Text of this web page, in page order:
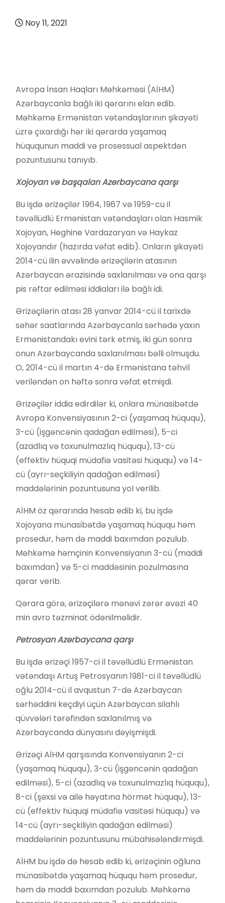
Noy 11, 2021
Avropa İnsan Haqları Məhkəməsi (AİHM)
Azərbaycanla bağlı iki qərarını elan edib.
Məhkəmə Ermənistan vətəndaşlarının şikayəti
üzrə çıxardığı hər iki qərarda yaşamaq
hüququnun maddi və prosessual aspektdən
pozuntusunu tanıyıb.
Xojoyan və başqaları Azərbaycana qarşı
Bu işdə ərizəçilər 1964, 1967 və 1959-cu il
təvəllüdlü Ermənistan vətəndaşları olan Hasmik
Xojoyan, Heghine Vardazaryan və Haykaz
Xojoyandır (hazırda vəfat edib). Onların şikayəti
2014-cü ilin əvvəlində ərizəçilərin atasının
Azərbaycan ərazisində saxlanılması və ona qarşı
pis rəftar edilməsi iddiaları ilə bağlı idi.
Ərizəçilərin atası 28 yanvar 2014-cü il tarixdə
səhər saatlarında Azərbaycanla sərhədə yaxın
Ermənistandakı evini tərk etmiş, iki gün sonra
onun Azərbaycanda saxlanılması bəlli olmuşdu.
O, 2014-cü il martın 4-də Ermənistana təhvil
veriləndən on həftə sonra vəfat etmişdi.
Ərizəçilər iddia edirdilər ki, onlara münasibətdə
Avropa Konvensiyasının 2-ci (yaşamaq hüququ),
3-cü (işgəncənin qadağan edilməsi), 5-ci
(azadlıq və toxunulmazlıq hüququ), 13-cü
(effektiv hüquqi müdafiə vasitəsi hüququ) və 14-
cü (ayrı-seçkiliyin qadağan edilməsi)
maddələrinin pozuntusuna yol verilib.
AİHM öz qərarında hesab edib ki, bu işdə
Xojoyana münasibətdə yaşamaq hüququ həm
prosedur, həm də maddi baxımdan pozulub.
Məhkəmə həmçinin Konvensiyanın 3-cü (maddi
baxımdan) və 5-ci maddəsinin pozulmasına
qərar verib.
Qərara görə, ərizəçilərə mənəvi zərər əvəzi 40
min avro təzminat ödənilməlidir.
Petrosyan Azərbaycana qarşı
Bu işdə ərizəçi 1957-ci il təvəllüdlü Ermənistan
vətəndaşı Artuş Petrosyanın 1981-ci il təvəllüdlü
oğlu 2014-cü il avqustun 7-də Azərbaycan
sərhəddini keçdiyi üçün Azərbaycan silahlı
qüvvələri tərəfindən saxlanılmış və
Azərbaycanda dünyasını dəyişmişdi.
Ərizəçi AİHM qarşısında Konvensiyanın 2-ci
(yaşamaq hüququ), 3-cü (işgəncənin qadağan
edilməsi), 5-ci (azadlıq və toxunulmazlıq hüququ),
8-ci (şəxsi və ailə həyatına hörmət hüququ), 13-
cü (effektiv hüquqi müdafiə vasitəsi hüququ) və
14-cü (ayrı-seçkiliyin qadağan edilməsi)
maddələrinin pozuntusunu mübahisələndirmişdi.
AİHM bu işdə də hesab edib ki, ərizəçinin oğluna
münasibətdə yaşamaq hüququ həm prosedur,
həm də maddi baxımdan pozulub. Məhkəmə